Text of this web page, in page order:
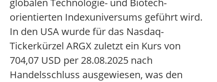
globalen Technologie- und Biotech-
orientierten Indexuniversums geführt wird.
In den USA wurde für das Nasdaq-
Tickerkürzel ARGX zuletzt ein Kurs von
704,07 USD per 28.08.2025 nach
Handelsschluss ausgewiesen, was den